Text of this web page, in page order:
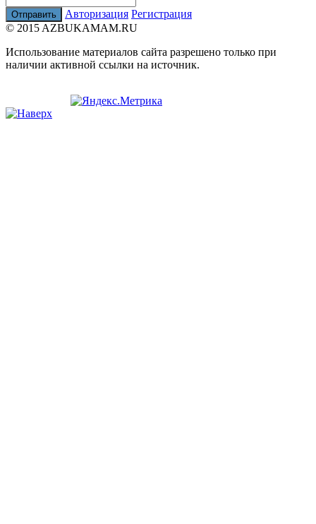
Авторизация Регистрация
© 2015 AZBUKAMAM.RU
Использование материалов сайта разрешено только при
наличии активной ссылки на источник.